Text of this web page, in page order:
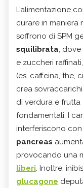
L’alimentazione
curare in maniera
soffrono di SPM
squilibrata,
e zuccheri
(es. caffeina, the,
crea
di verdura e
fondamentali. I
interferiscono con
pancreas
provocando una
liberi. Inoltre,
glucagone